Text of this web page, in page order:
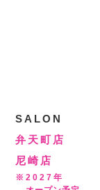
SALON
弁天町店
尼崎店
※2027年